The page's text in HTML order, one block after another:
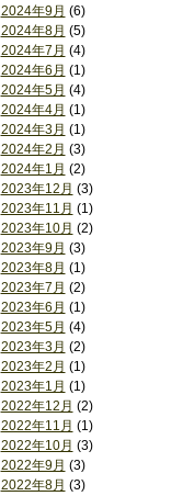
2024年9月 (6)
2024年8月 (5)
2024年7月 (4)
2024年6月 (1)
2024年5月 (4)
2024年4月 (1)
2024年3月 (1)
2024年2月 (3)
2024年1月 (2)
2023年12月 (3)
2023年11月 (1)
2023年10月 (2)
2023年9月 (3)
2023年8月 (1)
2023年7月 (2)
2023年6月 (1)
2023年5月 (4)
2023年3月 (2)
2023年2月 (1)
2023年1月 (1)
2022年12月 (2)
2022年11月 (1)
2022年10月 (3)
2022年9月 (3)
2022年8月 (3)